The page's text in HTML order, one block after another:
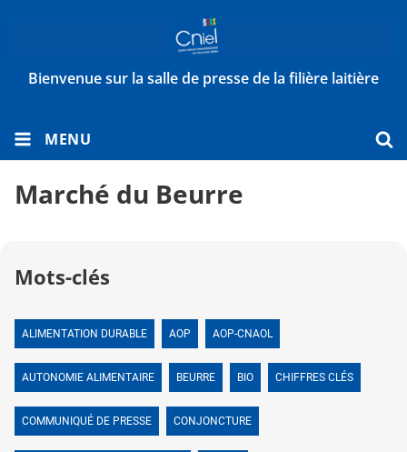
Bienvenue sur la salle de presse de la filière laitière
MENU
Marché du Beurre
Mots-clés
ALIMENTATION DURABLE AOP AOP-CNAOL
AUTONOMIE ALIMENTAIRE BEURRE BIO CHIFFRES CLÉS
COMMUNIQUÉ DE PRESSE CONJONCTURE